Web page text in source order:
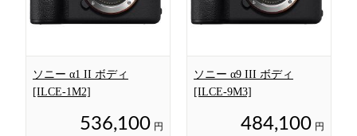
ソニー α1 II ボディ
[ILCE-1M2]
536,100 円
ソニー α9 III ボディ
[ILCE-9M3]
484,100 円